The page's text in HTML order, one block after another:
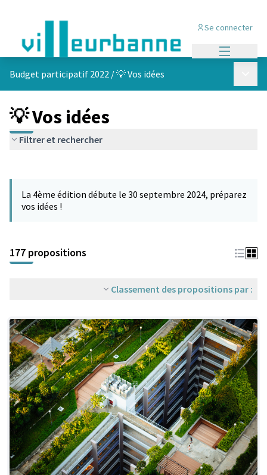
Se connecter
Budget participatif 2022 /💡 Vos idées
💡 Vos idées
Filtrer et rechercher
−
La 4ème édition débute le 30 septembre 2024, préparez
vos idées !
177 propositions
Classement des propositions par :